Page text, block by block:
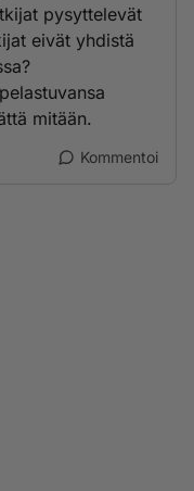
pysyttelevät
eivät yhdistä
mitään.
Kommentoi